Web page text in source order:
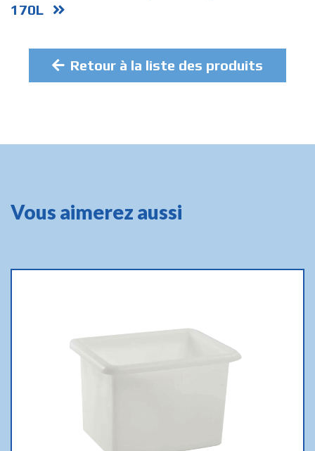
170L
Retour à la liste des produits
Vous aimerez aussi